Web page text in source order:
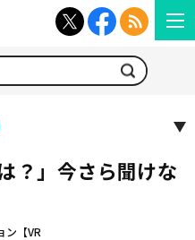
？」今さら聞けな
ン【VR